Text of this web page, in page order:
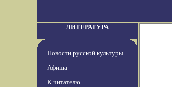
ЛИТЕРАТУРА
Новости русской культуры
Афиша
К читателю